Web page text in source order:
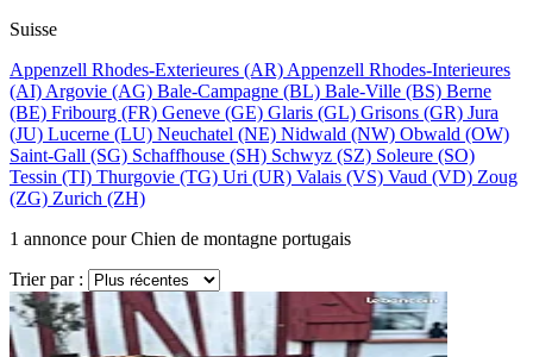
Suisse
Appenzell Rhodes-Exterieures (AR) Appenzell Rhodes-Interieures
(AI) Argovie (AG) Bale-Campagne (BL) Bale-Ville (BS) Berne
(BE) Fribourg (FR) Geneve (GE) Glaris (GL) Grisons (GR) Jura
(JU) Lucerne (LU) Neuchatel (NE) Nidwald (NW) Obwald (OW)
Saint-Gall (SG) Schaffhouse (SH) Schwyz (SZ) Soleure (SO)
Tessin (TI) Thurgovie (TG) Uri (UR) Valais (VS) Vaud (VD) Zoug
(ZG) Zurich (ZH)
1 annonce pour Chien de montagne portugais
Trier par :